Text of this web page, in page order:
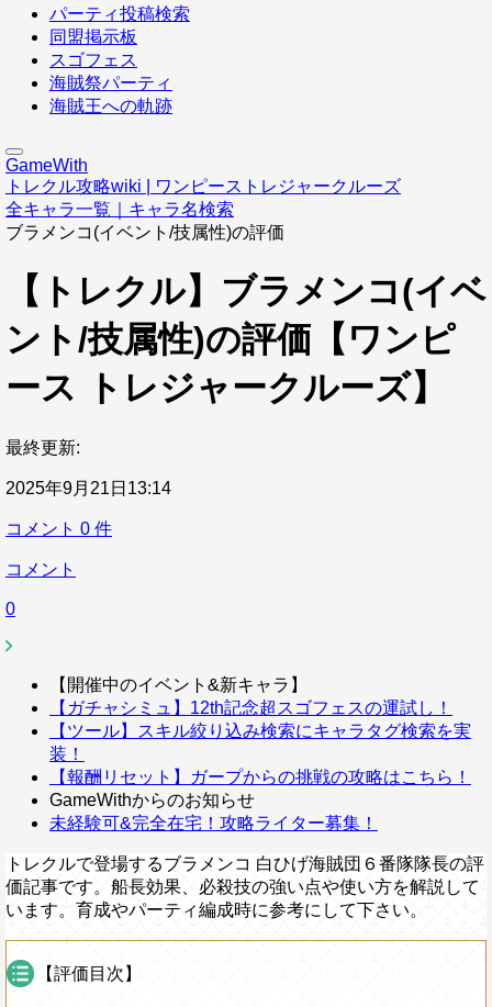
パーティ投稿検索
同盟掲示板
スゴフェス
海賊祭パーティ
海賊王への軌跡
GameWith
トレクル攻略wiki | ワンピーストレジャークルーズ
全キャラ一覧｜キャラ名検索
ブラメンコ(イベント/技属性)の評価
【トレクル】ブラメンコ(イベ
ント/技属性)の評価【ワンピ
ース トレジャークルーズ】
最終更新:
2025年9月21日13:14
コメント 0 件
コメント
0
【開催中のイベント&新キャラ】
【ガチャシミュ】12th記念超スゴフェスの運試し！
【ツール】スキル絞り込み検索にキャラタグ検索を実
装！
【報酬リセット】ガープからの挑戦の攻略はこちら！
GameWithからのお知らせ
未経験可&完全在宅！攻略ライター募集！
トレクルで登場するブラメンコ 白ひげ海賊団６番隊隊長の評
価記事です。船長効果、必殺技の強い点や使い方を解説して
います。育成やパーティ編成時に参考にして下さい。
【評価目次】